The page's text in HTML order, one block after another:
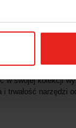
dla:
w swojej kolekcji
trwałość narzędzi